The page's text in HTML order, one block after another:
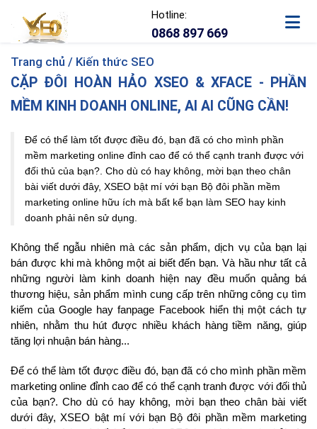
Hotline:
0868 897 669
Trang chủ / Kiến thức SEO
CẶP ĐÔI HOÀN HẢO XSEO & XFACE - PHẦN
MỀM KINH DOANH ONLINE, AI AI CŨNG CẦN!
Để có thể làm tốt được điều đó, bạn đã có cho mình phần
mềm marketing online đỉnh cao để có thể cạnh tranh được với
đối thủ của bạn?. Cho dù có hay không, mời bạn theo chân
bài viết dưới đây, XSEO bật mí với bạn Bộ đôi phần mềm
marketing online hữu ích mà bất kể bạn làm SEO hay kinh
doanh phải nên sử dụng.
Không thể ngẫu nhiên mà các sản phẩm, dịch vụ của bạn lại
bán được khi mà không một ai biết đến bạn. Và hầu như tất cả
những người làm kinh doanh hiện nay đều muốn quảng bá
thương hiệu, sản phẩm mình cung cấp trên những công cụ tìm
kiếm của Google hay fanpage Facebook hiển thị một cách tự
nhiên, nhằm thu hút được nhiều khách hàng tiềm năng, giúp
tăng lợi nhuận bán hàng...
Để có thể làm tốt được điều đó, bạn đã có cho mình phần mềm
marketing online đỉnh cao để có thể cạnh tranh được với đối thủ
của bạn?. Cho dù có hay không, mời bạn theo chân bài viết
dưới đây, XSEO bật mí với bạn Bộ đôi phần mềm marketing